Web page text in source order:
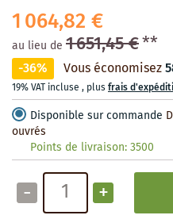
1 064,82 €
au lieu de 1 651,45 €**
-36% Vous économisez
19% VAT incluse , plusfrais
Disponible sur commande
ouvrés
Points de livraison:3500
- +